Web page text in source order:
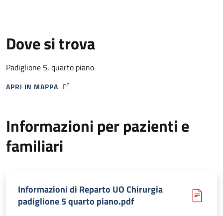
Dove si trova
Padiglione 5, quarto piano
APRI IN MAPPA
MAP ICON
Informazioni per pazienti e
familiari
Informazioni di Reparto UO Chirurgia
padiglione 5 quarto piano.pdf